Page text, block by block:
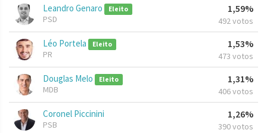
Leandro Genaro Eleito
PSD
1,59%
492 votos
Léo Portela Eleito
PR
1,53%
473 votos
Douglas Melo Eleito
MDB
1,31%
406 votos
Coronel Piccinini
PSB
1,26%
390 votos